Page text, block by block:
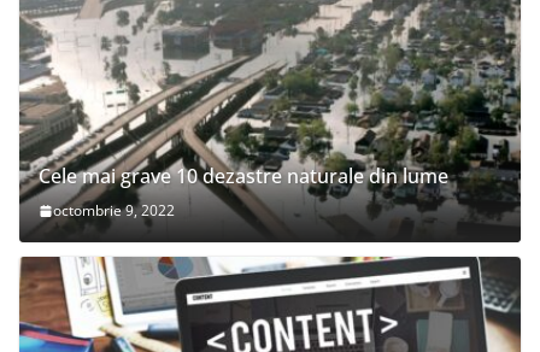
Cele mai grave 10 dezastre naturale din lume
octombrie 9, 2022